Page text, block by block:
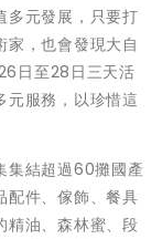
多元發展，只要打
家，也會發現大自
日至28日三天活
元服務，以珍惜這
集結超過60攤國產
配件、傢飾、餐具
精油、森林蜜、段